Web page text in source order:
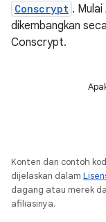
Conscrypt .
dikembangkan
Conscrypt.
Konten dan contoh
dijelaskan dalam
dagang atau merek
afiliasinya.